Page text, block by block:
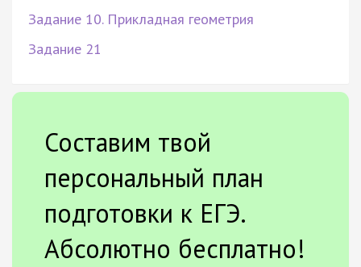
Задание 10. Прикладная геометрия
Задание 21
Составим твой
персональный план
подготовки к ЕГЭ.
Абсолютно бесплатно!